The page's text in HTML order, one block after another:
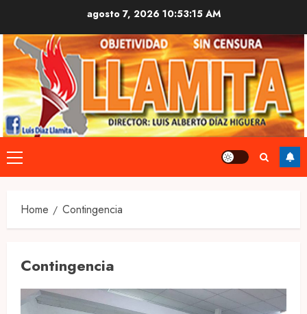
content
agosto 7, 2026 10:53:15 AM
Primary
Menu
Home Contingencia
Contingencia